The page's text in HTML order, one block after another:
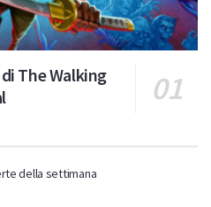
The Walking
della settimana